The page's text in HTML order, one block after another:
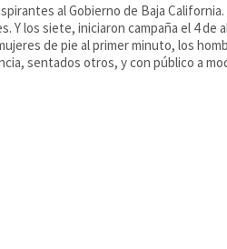
al Gobierno de Baja
Y los siete, iniciaron campaña el 4 de
de pie al primer minuto, los
sentados otros, y con público a